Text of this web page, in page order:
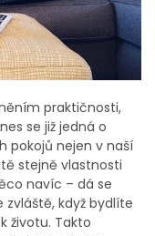
praktičnosti,
se již jedná o
pokojů nejen v naší
stejně vlastnosti
navíc – dá se
když bydlíte
životu. Takto